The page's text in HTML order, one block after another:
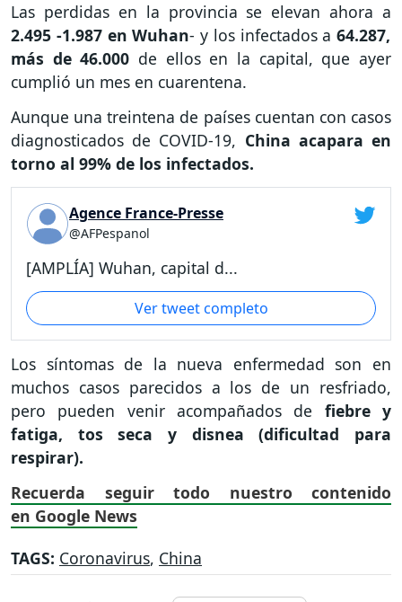
Las perdidas en la provincia se elevan ahora a
2.495 -1.987 en Wuhan- y los infectados a64.287,
más de 46.000 de ellos en la capital, que ayer
cumplió un mes en cuarentena.
Aunque una treintena de países cuentan con casos
diagnosticados de COVID-19, China acapara en
torno al 99% de los infectados.
Agence France-Presse
@AFPespanol
[AMPLÍA] Wuhan, capital d...
Ver tweet completo
Los síntomas de la nueva enfermedad son en
muchos casos parecidos a los de un resfriado,
pero pueden venir acompañados de fiebre y
fatiga, tos seca y disnea (dificultad para
respirar).
Recuerda seguir todo nuestro contenido
en Google News
TAGS: Coronavirus, China